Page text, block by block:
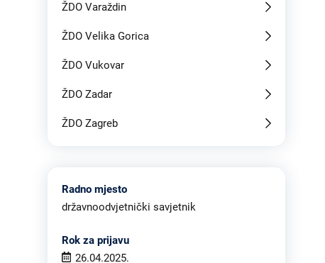
ŽDO Varaždin
ŽDO Velika Gorica
ŽDO Vukovar
ŽDO Zadar
ŽDO Zagreb
Radno mjesto
državnoodvjetnički savjetnik
Rok za prijavu
26.04.2025.